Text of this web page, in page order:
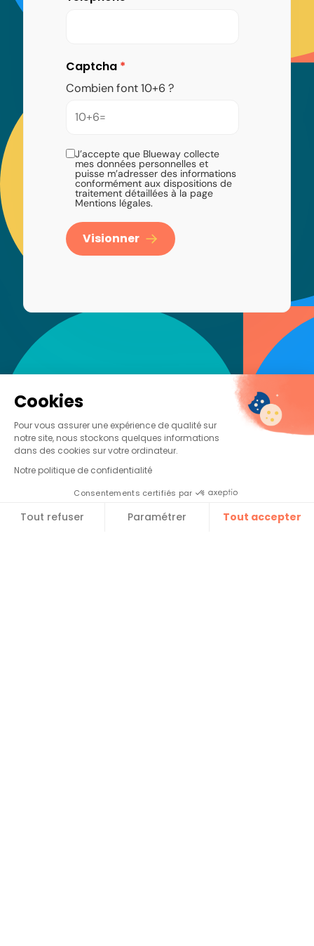
Captcha
Combien font 10+6 ?
J’accepte que Blueway collecte
mes données personnelles et
puisse m’adresser des informations
conformément aux dispositions de
traitement détaillées à la page
Mentions légales.
Visionner
Cookies
Pour vous assurer une expérience de qualité sur
notre site, nous stockons quelques informations
dans des cookies sur votre ordinateur.
Notre politique de confidentialité
Consentements certifiés par
Tout refuser Paramétrer
Tout accepter​